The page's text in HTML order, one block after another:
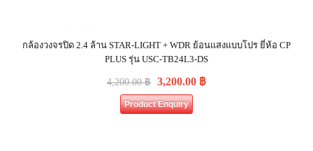
กล้องวงจรปิด 2.4 ล้าน STAR-LIGHT + WDR ย้อนแสงแบบโปร ยี่ห้อ CP
PLUS รุ่น USC-TB24L3-DS
4,200.00฿ 3,200.00 ฿
Product Enquiry